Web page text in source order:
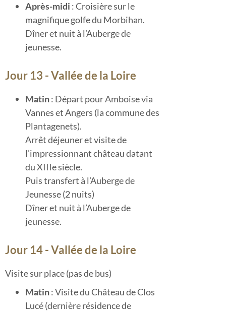
Après-midi : Croisière sur le
magnifique golfe du Morbihan.
Dîner et nuit à l’Auberge de
jeunesse.
Jour 13 - Vallée de la Loire
Matin: Départ pour Amboise via
Vannes et Angers (la commune des
Plantagenets).
Arrêt déjeuner et visite de
l’impressionnant château datant
du XIIIe siècle.
Puis transfert à l’Auberge de
Jeunesse (2 nuits)
Dîner et nuit à l’Auberge de
jeunesse.
Jour 14 - Vallée de la Loire
Visite sur place (pas de bus)
Matin: Visite du Château de Clos
Lucé (dernière résidence de